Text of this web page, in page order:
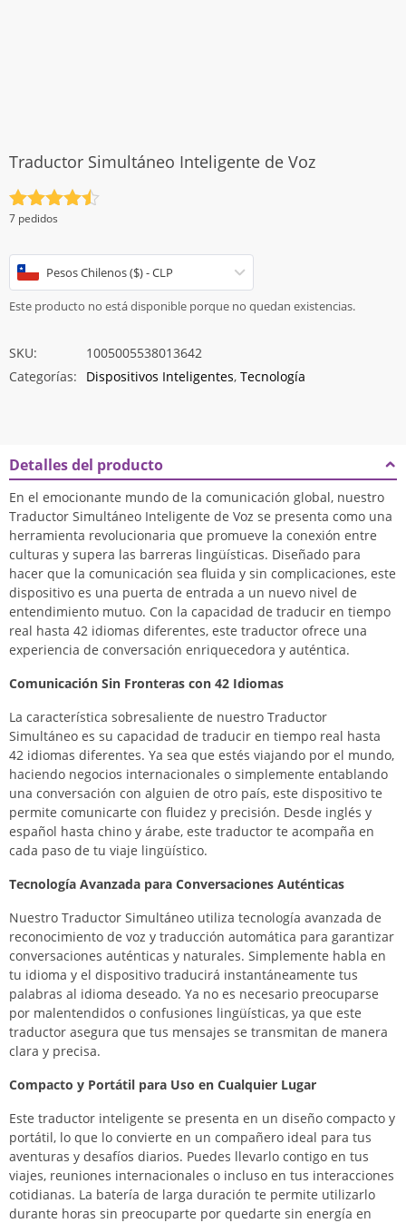
Traductor Simultáneo Inteligente de Voz
Valorado
con
7 pedidos
Pesos Chilenos ($) - CLP
Este producto no está disponible porque no quedan existencias.
SKU:
1005005538013642
Categorías:
Dispositivos Inteligentes, Tecnología
Detalles del producto
En el emocionante mundo de la comunicación global, nuestro
Traductor Simultáneo Inteligente de Voz se presenta como una
herramienta revolucionaria que promueve la conexión entre
culturas y supera las barreras lingüísticas. Diseñado para
hacer que la comunicación sea fluida y sin complicaciones, este
dispositivo es una puerta de entrada a un nuevo nivel de
entendimiento mutuo. Con la capacidad de traducir en tiempo
real hasta 42 idiomas diferentes, este traductor ofrece una
experiencia de conversación enriquecedora y auténtica.
Comunicación Sin Fronteras con 42 Idiomas
La característica sobresaliente de nuestro Traductor
Simultáneo es su capacidad de traducir en tiempo real hasta
42 idiomas diferentes. Ya sea que estés viajando por el mundo,
haciendo negocios internacionales o simplemente entablando
una conversación con alguien de otro país, este dispositivo te
permite comunicarte con fluidez y precisión. Desde inglés y
español hasta chino y árabe, este traductor te acompaña en
cada paso de tu viaje lingüístico.
Tecnología Avanzada para Conversaciones Auténticas
Nuestro Traductor Simultáneo utiliza tecnología avanzada de
reconocimiento de voz y traducción automática para garantizar
conversaciones auténticas y naturales. Simplemente habla en
tu idioma y el dispositivo traducirá instantáneamente tus
palabras al idioma deseado. Ya no es necesario preocuparse
por malentendidos o confusiones lingüísticas, ya que este
traductor asegura que tus mensajes se transmitan de manera
clara y precisa.
Compacto y Portátil para Uso en Cualquier Lugar
Este traductor inteligente se presenta en un diseño compacto y
portátil, lo que lo convierte en un compañero ideal para tus
aventuras y desafíos diarios. Puedes llevarlo contigo en tus
viajes, reuniones internacionales o incluso en tus interacciones
cotidianas. La batería de larga duración te permite utilizarlo
durante horas sin preocuparte por quedarte sin energía en